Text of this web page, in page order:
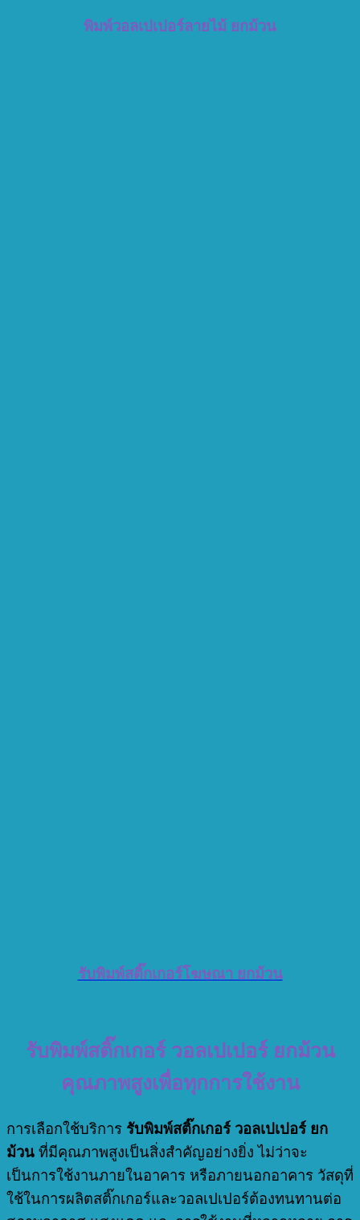
พิมพ์วอลเปเปอร์ลายไม้ ยกม้วน
รับพิมพ์สติ๊กเกอร์โฆษณา ยกม้วน
รับพิมพ์สติ๊กเกอร์ วอลเปเปอร์ ยกม้วน
คุณภาพสูงเพื่อทุกการใช้งาน
การเลือกใช้บริการ รับพิมพ์สติ๊กเกอร์ วอลเปเปอร์ ยก
ม้วน ที่มีคุณภาพสูงเป็นสิ่งสำคัญอย่างยิ่ง ไม่ว่าจะ
เป็นการใช้งานภายในอาคาร หรือภายนอกอาคาร วัสดุที่
ใช้ในการผลิตสติ๊กเกอร์และวอลเปเปอร์ต้องทนทานต่อ